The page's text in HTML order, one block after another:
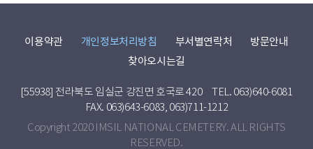
이용약관 개인정보처리방침 부서별연락처
방문안내
찾아오시는길
[55938] 전라북도 임실군 강진면 호국로 420
TEL. 063)640-6081
FAX. 063)643-6083, 063)711-1212
Copyright 2020 IMSIL NATIONAL CEMETERY. ALL RIGHTS
RESERVED.